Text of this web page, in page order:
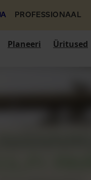
PROFESSIONAAL
Planeeri Üritused